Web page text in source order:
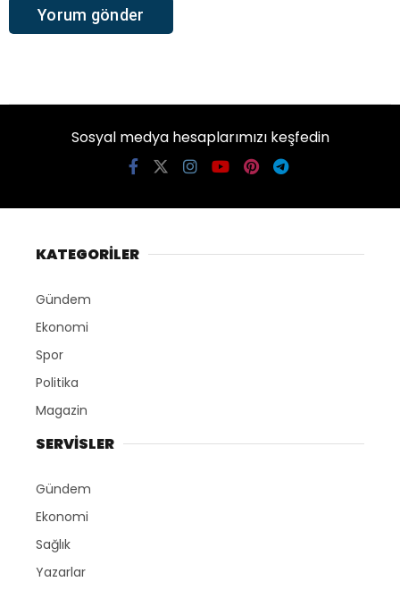
Sosyal medya hesaplarımızı keşfedin
KATEGORİLER
Gündem
Ekonomi
Spor
Politika
Magazin
SERVİSLER
Gündem
Ekonomi
Sağlık
Yazarlar